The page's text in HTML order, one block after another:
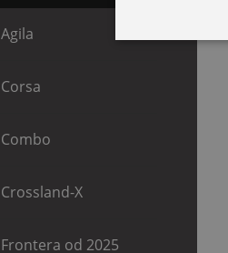
Agila
Corsa
Combo
Crossland-X
Frontera od 2025